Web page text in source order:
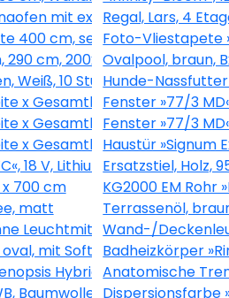
mit externer Steuerung
Regal, Lars, 4
400 cm, seidenmattFoto-Vliestapete
290 cm, 200x120 cmOvalpool, braun,
Weiß, 10 StückHunde-Nassfutter
x Gesamthöhe: 145 x 135 cm,
Fenster »77/3
mm, weiß/golden oak
x Gesamthöhe: 45 x 110 cm,
Fenster »77/3
mm, weiß/golden oak
x Gesamthöhe: 85 x 70 cm,
Haustür »Signum
18 V, Lithium-Ionen, 0 Akku
Ersatzstiel, Holz,
x 700 cm
KG2000 EM Rohr
matt
Terrassenöl,
LeuchtmittelWand-/
oval, mit Softclose-Funktion
Badheizkörper
Hybriden, Blüte: rosa
Anatomische
Baumwolle/Polyester/
Dispersionsfarbe